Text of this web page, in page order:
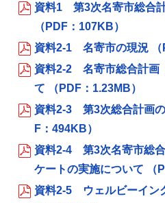
資料1 第3次名寄市総合
（PDF：107KB）
資料2-1 名寄市の現況 （
資料2-2 名寄市総合計画
て （PDF：1.23MB）
資料2-3 第3次総合計画
F：494KB）
資料2-4 第3次名寄市総
ケートの実施について （
資料2-5 ウェルビーイン